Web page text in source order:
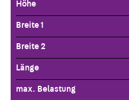
Höhe
Breite 1
Breite 2
Länge
max. Belastung